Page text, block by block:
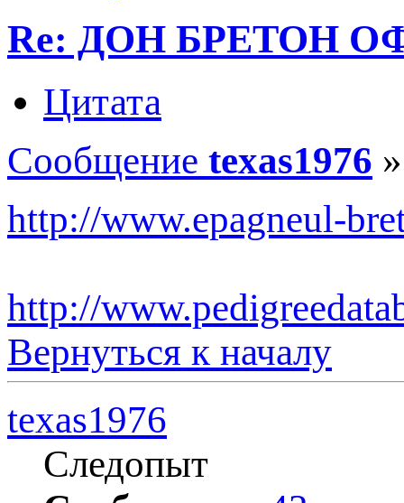
Re: ДОН БРЕТОН
Цитата
Сообщение texas1976
http://www.epagneul-
http://
Вернуться к началу
texas1976
Следопыт